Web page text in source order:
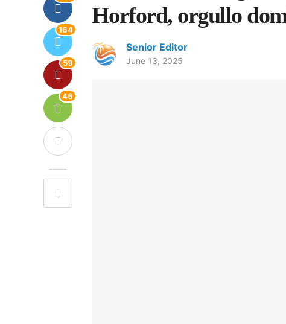
Horford, orgullo
Senior Editor
June 13, 2025
164
59
46